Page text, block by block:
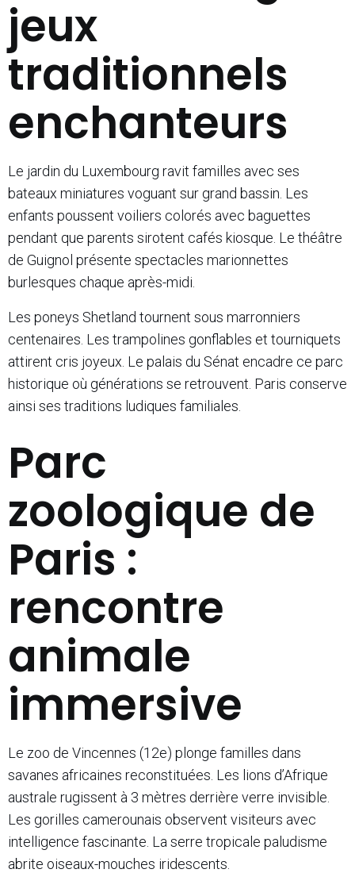
jeux
traditionnels
enchanteurs
Le jardin du Luxembourg ravit familles avec ses
bateaux miniatures voguant sur grand bassin. Les
enfants poussent voiliers colorés avec baguettes
pendant que parents sirotent cafés kiosque. Le théâtre
de Guignol présente spectacles marionnettes
burlesques chaque après-midi.
Les poneys Shetland tournent sous marronniers
centenaires. Les trampolines gonflables et tourniquets
attirent cris joyeux. Le palais du Sénat encadre ce parc
historique où générations se retrouvent. Paris conserve
ainsi ses traditions ludiques familiales.
Parc
zoologique de
Paris :
rencontre
animale
immersive
Le zoo de Vincennes (12e) plonge familles dans
savanes africaines reconstituées. Les lions d’Afrique
australe rugissent à 3 mètres derrière verre invisible.
Les gorilles camerounais observent visiteurs avec
intelligence fascinante. La serre tropicale paludisme
abrite oiseaux-mouches iridescents.